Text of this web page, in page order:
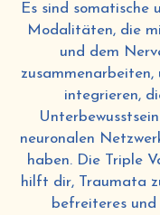
Es sind somatische
Modalitäten, die
und dem
zusammenarbeiten,
integrieren,
neuronalen
haben. Die Triple
hilft dir, Traumata
befreiteres und